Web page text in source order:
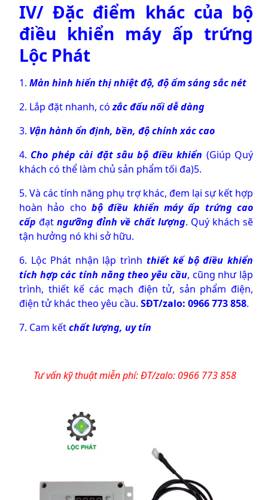
IV/ Đặc điểm khác của bộ
điều khiển máy ấp trứng
Lộc Phát
1. Màn hình hiển thị nhiệt độ, độ ẩm sáng sắc nét
2. Lắp đặt nhanh, cózắc đấu nối dễ dàng
3. Vận hành ổn định, bền, độ chính xác cao
4. Cho phép cài đặt sâu bộ điều khiển (Giúp Quý
khách có thể làm chủ sản phẩm tối đa)5.
5. Và các tính năng phụ trợ khác, đem lại sự kết hợp
hoàn hảo cho bộ điều khiển máy ấp trứng cao
cấpđạtngưỡng đỉnh về chất lượng. Quý khách sẽ
tận hưởng nó khi sở hữu.
6. Lộc Phát nhận lập trình thiết kế bộ điều khiển
tích hợp các tính năng theo yêu cầu, cũng như lập
trình, thiết kế các mạch điện tử, sản phẩm điện,
điện tử khác theo yêu cầu. SĐT/zalo: 0966 773 858.
7. Cam kếtchất lượng, uy tín
Tư vấn kỹ thuật miễn phí: ĐT/zalo: 0966 773 858